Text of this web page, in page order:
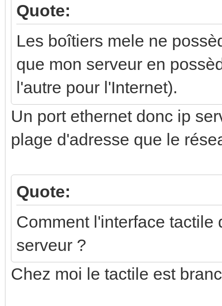
Quote:
Les boîtiers mele ne
que mon serveur en
l'autre pour l'Internet).
Un port ethernet donc ip
plage d'adresse que le
Quote:
Comment l'interface tactile
serveur ?
Chez moi le tactile est